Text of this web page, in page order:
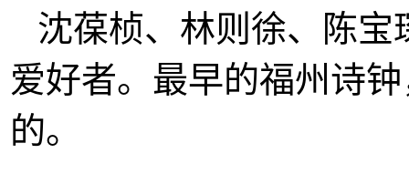
沈葆桢、林则徐、陈
爱好者。最早的福州诗
的。